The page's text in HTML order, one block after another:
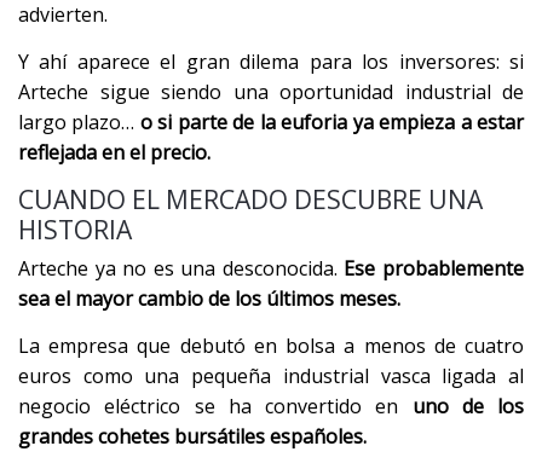
advierten.
Y ahí aparece el gran dilema para los inversores: si
Arteche sigue siendo una oportunidad industrial de
largo plazo… o si parte de la euforia ya empieza a estar
reflejada en el precio.
CUANDO EL MERCADO DESCUBRE UNA
HISTORIA
Arteche ya no es una desconocida. Ese probablemente
sea el mayor cambio de los últimos meses.
La empresa que debutó en bolsa a menos de cuatro
euros como una pequeña industrial vasca ligada al
negocio eléctrico se ha convertido en uno de los
grandes cohetes bursátiles españoles.